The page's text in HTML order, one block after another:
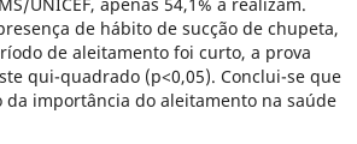
de hábito de sucção de chupeta,
de aleitamento foi curto, a prova
qui-quadrado (p<0,05). Conclui-se que
da importância do aleitamento na saúde